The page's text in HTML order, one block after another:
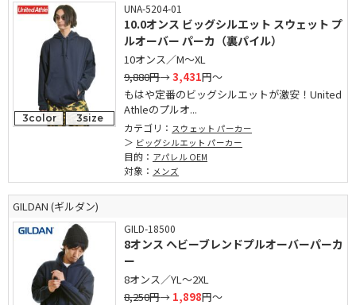
3color 3size
UNA-5204-01
10.0オンス ビッグシルエット スウェット プ
ルオーバー パーカ（裏パイル）
10オンス／M～XL
9,880円→3,431円～
もはや定番のビッグシルエットが激安！United
Athleのプルオ...
カテゴリ： スウェット パーカー
ビッグシルエット パーカー
目的： アパレル OEM
対象： メンズ
GILDAN (ギルダン)
GILD-18500
8オンス ヘビーブレンドプルオーバーパーカ
ー
8オンス／YL～2XL
8,250円→ 1,898円～